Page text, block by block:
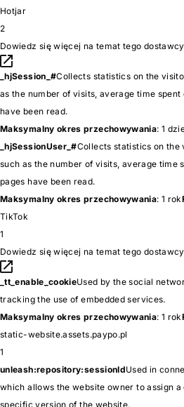
Hotjar
2
Dowiedz się więcej na temat tego dostawcy
_hjSession_#Collects statistics on the
as the number of visits, average time
have been read.
Maksymalny okres przechowywania: 1
_hjSessionUser_#Collects statistics on
such as the number of visits, average time
pages have been read.
Maksymalny okres przechowywania: 1 rok
TikTok
1
Dowiedz się więcej na temat tego dostawcy
_tt_enable_cookieUsed by the social
tracking the use of embedded services.
Maksymalny okres przechowywania: 1 rok
static-website.assets.paypo.pl
1
unleash:repository:sessionIdUsed in
which allows the website owner to assign
specific version of the website.